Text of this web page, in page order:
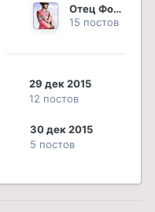
Отец Фома
15 постов
29 дек 2015
12 постов
30 дек 2015
5 постов